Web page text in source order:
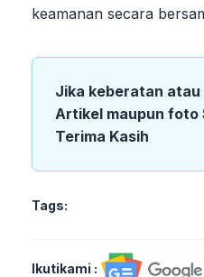
keamanan secara
Jika keberatan
Artikel maupun foto
Terima Kasih
Tags:
Ikutikami :